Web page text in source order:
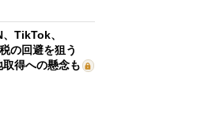
TikTok、
の回避を狙う
得への懸念も